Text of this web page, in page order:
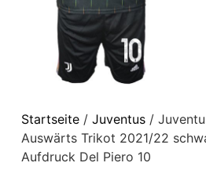
Startseite/ Juventus/
Auswärts Trikot 2021/22
Aufdruck Del Piero 10